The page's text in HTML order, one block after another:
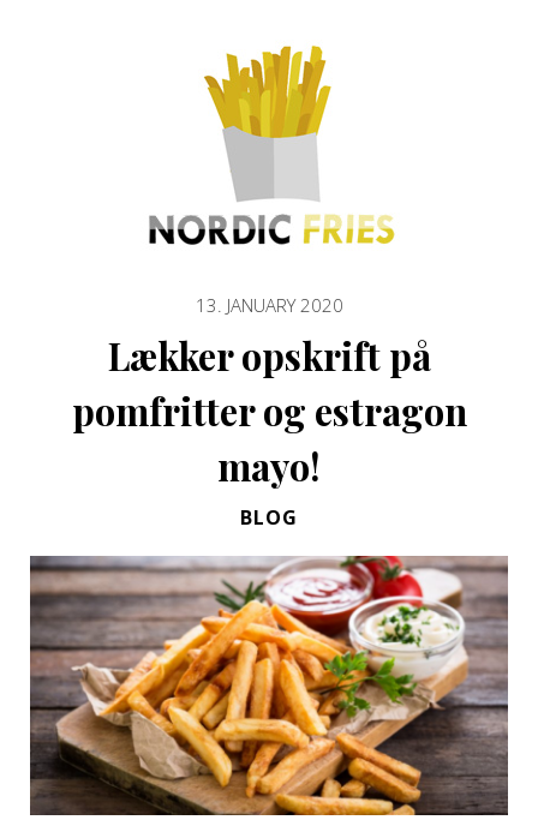
13. JANUARY 2020
Lækker opskrift på
pomfritter og estragon
mayo!
BLOG